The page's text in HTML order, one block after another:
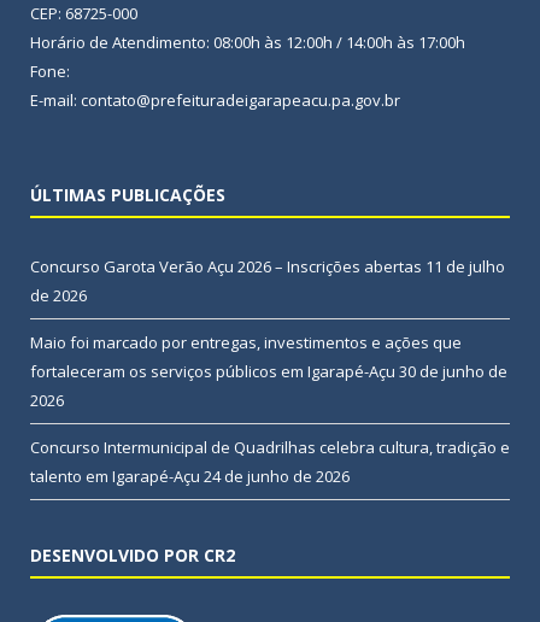
CEP: 68725-000
Horário de Atendimento: 08:00h às 12:00h / 14:00h às 17:00h
Fone:
E-mail: contato@prefeituradeigarapeacu.pa.gov.br
ÚLTIMAS PUBLICAÇÕES
Concurso Garota Verão Açu 2026 – Inscrições abertas 11 de julho
de 2026
Maio foi marcado por entregas, investimentos e ações que
fortaleceram os serviços públicos em Igarapé-Açu 30 de junho de
2026
Concurso Intermunicipal de Quadrilhas celebra cultura, tradição e
talento em Igarapé-Açu 24 de junho de 2026
DESENVOLVIDO POR CR2